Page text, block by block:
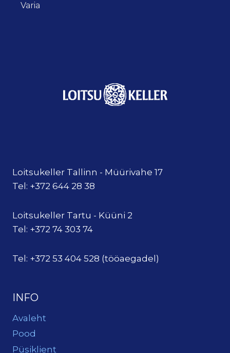
Varia
Loitsukeller Tallinn - Müürivahe 17
Tel: +372 644 28 38
Loitsukeller Tartu - Küüni 2
Tel: +372 74 303 74
Tel: +372 53 404 528 (tööaegadel)
INFO
Avaleht
Pood
Püsiklient